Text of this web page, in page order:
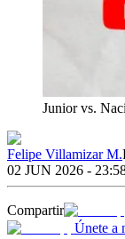
Junior vs.
Felipe Villamizar M.
02 JUN 2026 -
Compartir
Únete a